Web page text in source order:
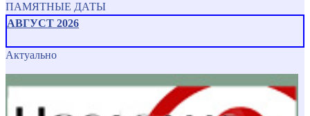
ПАМЯТНЫЕ ДАТЫ
АВГУСТ 2026
Актуально